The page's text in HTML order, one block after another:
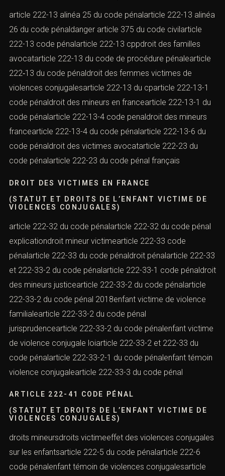
article 222-13 alinéa 25 du code pénalarticle 222-13 alinéa
26 du code pénaldanger article 375 du code civilarticle
222-13 code pénalarticle 222-13 cppdroit des familles
avocatarticle 222-13 du code de procédure pénalearticle
222‐13 du code pénaldroit des femmes victimes de
violences conjugalesarticle 222-13 du cparticle 222-13-1
code pénaldroit des mineurs en francearticle 222-13-1 du
code pénalarticle 222-13-4 code penaldroit des mineurs
francearticle 222-13-4 du code pénalarticle 222-13-6 du
code pénaldroit des victimes avocatarticle 222-23 du
code pénalarticle 222-23 du code pénal français
DROIT DES VICTIMES EN FRANCE
(STATUT ET DROITS DE L’ENFANT VICTIME DE
VIOLENCES CONJUGALES)
article 222-32 du code pénalarticle 222-32 du code pénal
explicationdroit mineur victimearticle 222-33 code
pénalarticle 222-33 du code pénaldroit pénalarticle 222-33
et 222-33-2 du code pénalarticle 222-33-1 code pénaldroit
des mineurs justicearticle 222-33-2 du code pénalarticle
222-33-2 du code pénal 2018enfant victime de violence
familialearticle 222-33-2 du code pénal
jurisprudencearticle 222-33-2 du code pénalenfant victime
de violence conjugale loiarticle 222-33-2 et 222-33 du
code pénalarticle 222-33-2-1 du code pénalenfant témoin
violence conjugalearticle 222-33-3 du code pénal
ARTICLE 222-41 CODE PÉNAL
(STATUT ET DROITS DE L’ENFANT VICTIME DE
VIOLENCES CONJUGALES)
droits mineursdroits victimeeffet des violences conjugales
sur les enfantsarticle 222-5 du code pénalarticle 222-6
code pénalenfant témoin de violences conjugalesarticle